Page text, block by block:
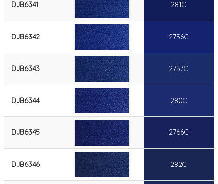
DJB6341 281C
DJB6342 2756C
DJB6343 2757C
DJB6344 280C
DJB6345 2766C
DJB6346 282C